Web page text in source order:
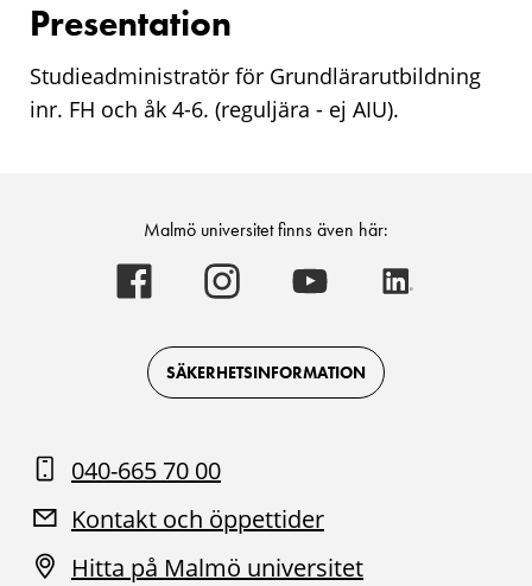
Presentation
Studieadministratör för Grundlärarutbildning
inr. FH och åk 4-6. (reguljära - ej AIU).
Malmö universitet finns även här:
Malmö
universitet
on
Facebook
Malmö
universitet
on
Instagram
Malmö
universitet
on
Youtube
SÄKERHETSINFORMATION
040-665 70 00
Kontakt och öppettider
Hitta på Malmö universitet